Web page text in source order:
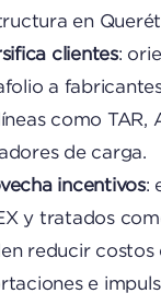
en
clientes:
a
como TAR,
de carga.
incentivos:
y tratados
reducir costos
e